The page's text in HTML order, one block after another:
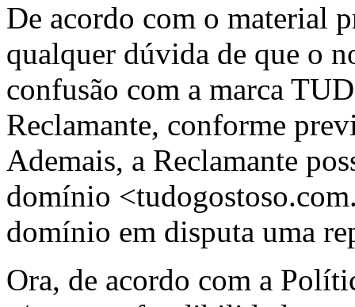
De acordo com o material
qualquer dúvida de que o
confusão com a marca
Reclamante, conforme
Ademais, a Reclamante
domínio
domínio em disputa uma
Ora, de acordo com a